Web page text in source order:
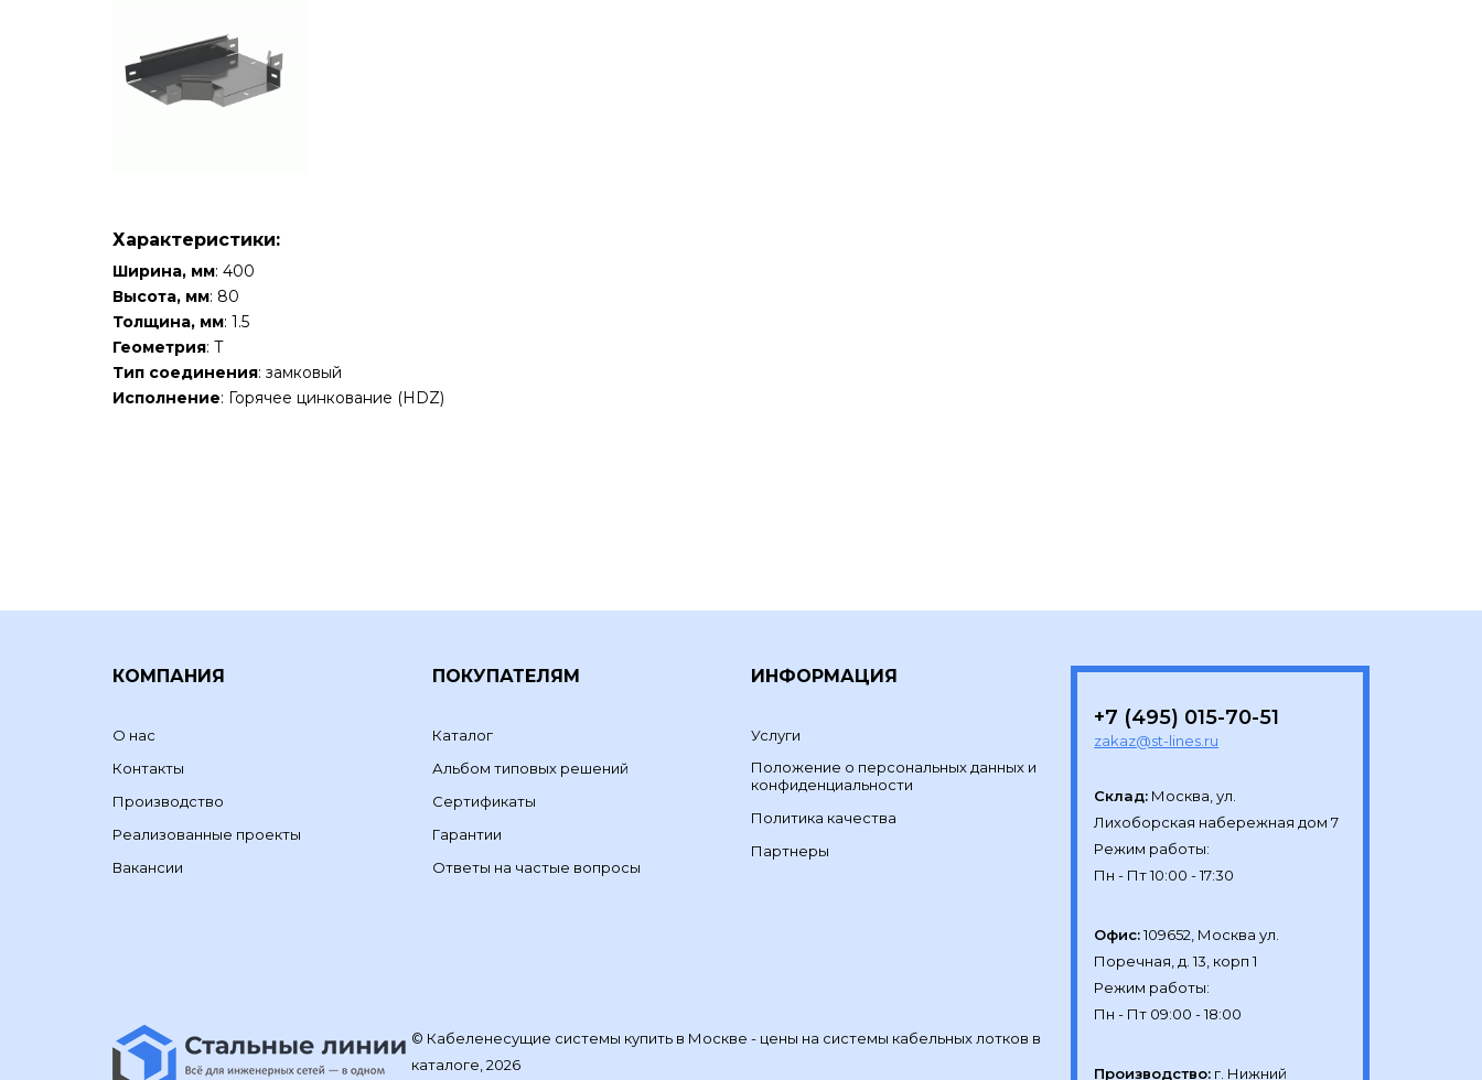
Характеристики:
Ширина, мм: 400
Высота, мм: 80
Толщина, мм: 1.5
Геометрия: Т
Тип соединения: замковый
Исполнение: Горячее цинкование (HDZ)
КОМПАНИЯ
О нас
Контакты
Производство
Реализованные проекты
Вакансии
ПОКУПАТЕЛЯМ
Каталог
Альбом типовых решений
Сертификаты
Гарантии
Ответы на частые вопросы
ИНФОРМАЦИЯ
Услуги
Положение о персональных данных и
конфиденциальности
Политика качества
Партнеры
+7 (495) 015-70-51
zakaz@st-lines.ru
Склад: Москва, ул.
Лихоборская набережная дом 7
Режим работы:
Офис: 109652, Москва ул.
Поречная, д. 13, корп 1
Режим работы:
Производство: г. Нижний
© Кабеленесущие системы купить в Москве - цены на системы кабельных лотков в
каталоге, 2026